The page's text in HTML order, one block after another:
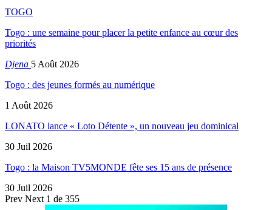
TOGO
Togo : une semaine pour placer la petite enfance au cœur des
priorités
Djena 5 Août 2026
Togo : des jeunes formés au numérique
1 Août 2026
LONATO lance « Loto Détente », un nouveau jeu dominical
30 Juil 2026
Togo : la Maison TV5MONDE fête ses 15 ans de présence
30 Juil 2026
Prev Next 1 de 355